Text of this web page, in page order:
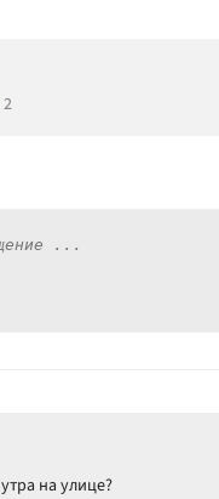
2
на улице?